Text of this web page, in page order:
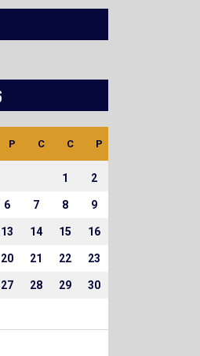
P C C P
1 2
6 7 8 9
13 14 15 16
20 21 22 23
27 28 29 30